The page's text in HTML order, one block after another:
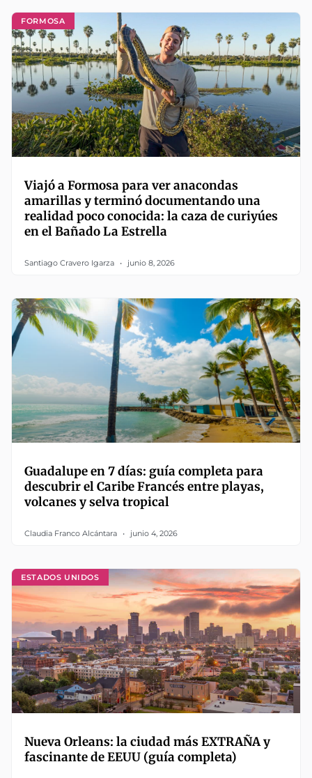
FORMOSA
Viajó a Formosa para ver anacondas
amarillas y terminó documentando una
realidad poco conocida: la caza de curiyúes
en el Bañado La Estrella
Santiago Cravero Igarza junio 8, 2026
Guadalupe en 7 días: guía completa para
descubrir el Caribe Francés entre playas,
volcanes y selva tropical
Claudia Franco Alcántara junio 4, 2026
ESTADOS UNIDOS
Nueva Orleans: la ciudad más EXTRAÑA y
fascinante de EEUU (guía completa)